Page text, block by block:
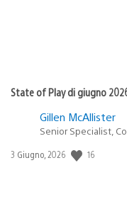
State of Play di giugno
Gillen McAllister
Senior Specialist,
Data
3 Giugno, 2026 16